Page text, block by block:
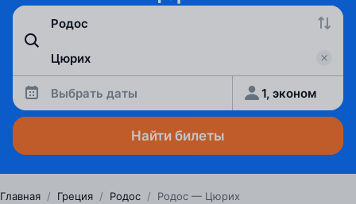
Выбрать даты 1, эконом
Найти билеты
Главная / Греция / Родос / Родос — Цюрих